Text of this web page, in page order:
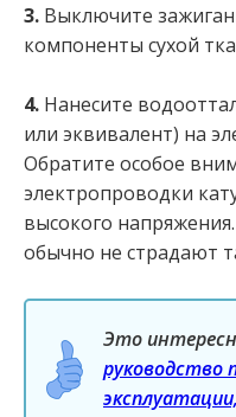
3. Выключите
компоненты сухой
4. Нанесите
или эквивалент) на
Обратите особое
электропроводки
высокого
обычно не страдают
Это
руководство